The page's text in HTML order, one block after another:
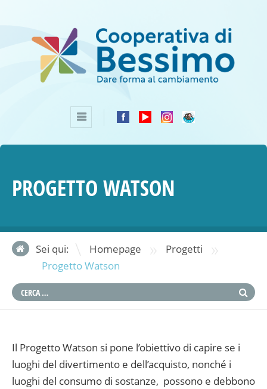
PROGETTO WATSON
Sei qui: Homepage » Progetti »
Progetto Watson
Il Progetto Watson si pone l’obiettivo di capire se i
luoghi del divertimento e dell’acquisto, nonché i
luoghi del consumo di sostanze, possono e debbono